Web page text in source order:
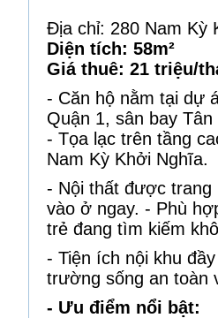
Địa chỉ: 280 Nam Kỳ
Diện tích: 58m²
Giá thuê: 21 triệu/
- Căn hộ nằm tại dự
Quận 1, sân bay
- Tọa lạc trên tầng
Nam Kỳ Khởi Nghĩa.
- Nội thất được trang
vào ở ngay. - Phù
trẻ đang tìm kiếm
- Tiện ích nội khu
trường sống an toàn
- Ưu điểm nổi bật: